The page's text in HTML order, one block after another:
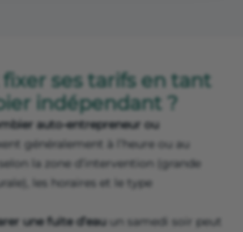
ses tarifs en tant
indépendant ?
auto-entrepreneur ou
généralement à l’heure ou au
la zone d’intervention (grande
les horaires et le type
une fuite d’eauun samedi soir peut